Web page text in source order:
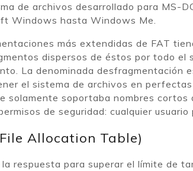
de archivos desarrollado para MS-
Windows hasta Windows Me.
más extendidas de FAT
dispersos de éstos por todo el
La denominada desfragmentación
el sistema de archivos en
solamente soportaba nombres
de seguridad: cualquier
Allocation Table)
respuesta para superar el límite de